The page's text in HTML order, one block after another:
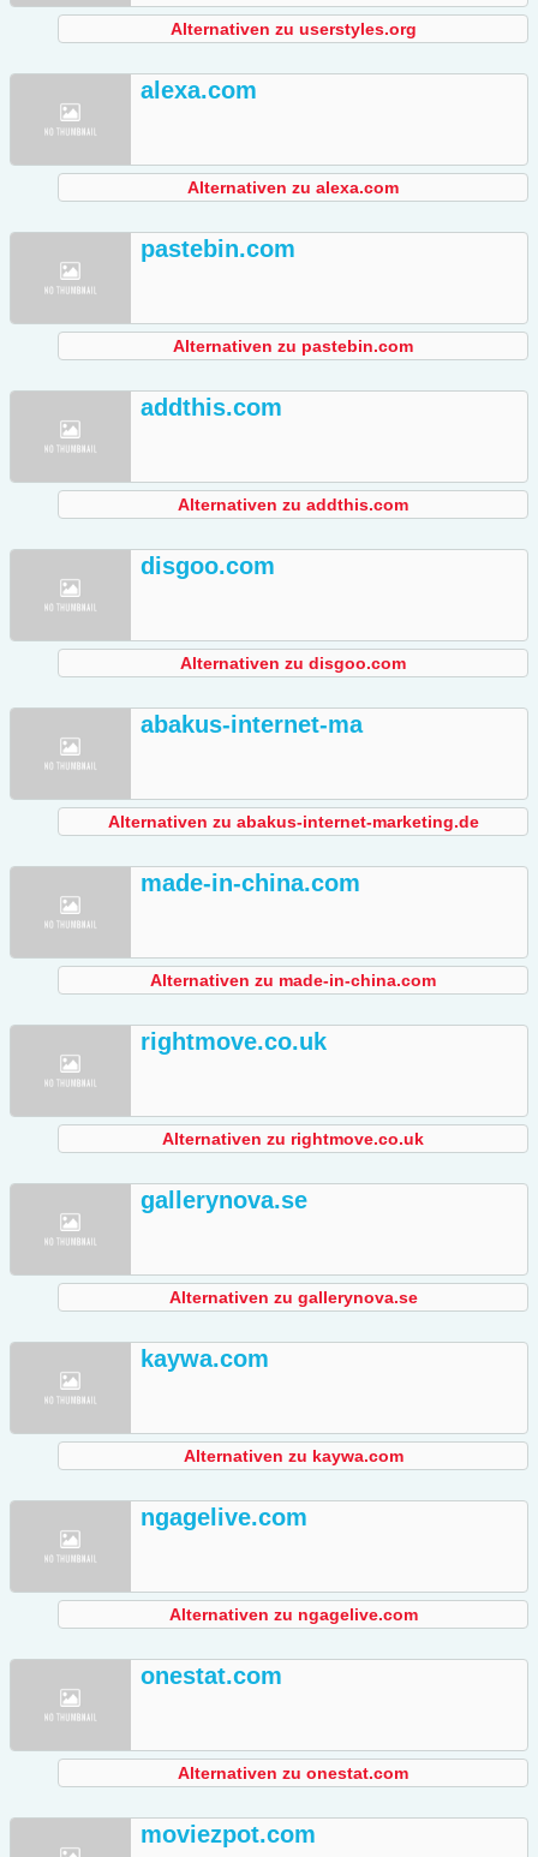
Alternativen zu userstyles.org
alexa.com
Alternativen zu alexa.com
pastebin.com
Alternativen zu pastebin.com
addthis.com
Alternativen zu addthis.com
disgoo.com
Alternativen zu disgoo.com
abakus-internet-ma
Alternativen zu abakus-internet-marketing.de
made-in-china.com
Alternativen zu made-in-china.com
rightmove.co.uk
Alternativen zu rightmove.co.uk
gallerynova.se
Alternativen zu gallerynova.se
kaywa.com
Alternativen zu kaywa.com
ngagelive.com
Alternativen zu ngagelive.com
onestat.com
Alternativen zu onestat.com
moviezpot.com